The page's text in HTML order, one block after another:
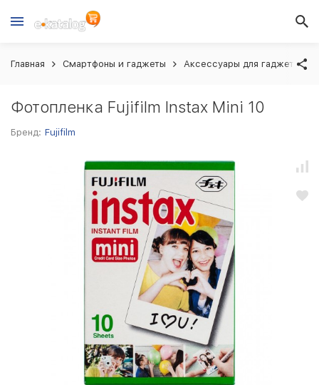
Главная Смартфоны и гаджеты Аксессуары для гаджетов
Фотопленка Fujifilm Instax Mini 10
Бренд: Fujifilm